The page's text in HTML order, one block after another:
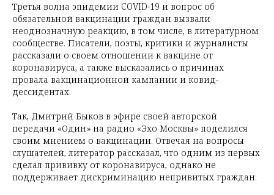
Третья волна эпидемии COVID-19 и вопрос об
обязательной вакцинации граждан вызвали
неоднозначную реакцию, в том числе, в литературном
сообществе. Писатели, поэты, критики и журналисты
рассказали о своем отношении к вакцине от
коронавируса, а также высказались о причинах
провала вакцинационной кампании и ковид-
дессидентах.
Так, Дмитрий Быков в эфире своей авторской
передачи «Один» на радио «Эхо Москвы» поделился
своим мнением о вакцинации. Отвечая на вопросы
слушателей, литератор рассказал, что одним из первых
сделал прививку от коронавируса, однако не
поддерживает дискриминацию непривитых граждан: